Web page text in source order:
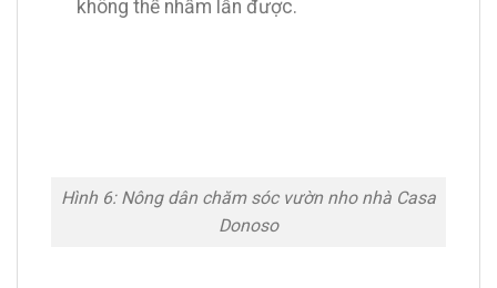
không thể nhầm lẫn được.
Hình 6: Nông dân chăm sóc vườn nho nhà Casa
Donoso